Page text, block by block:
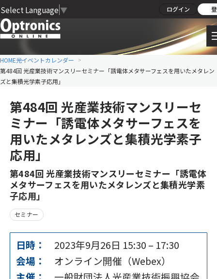
Select Language ▼ ログイン
HOME光イベントカレンダー
第484回 光産業技術マンスリーセミナー「誘電体メタサーフェスを用いたメタレン
ズと集積光学素子応用」
第484回 光産業技術マンスリーセ
ミナー「誘電体メタサーフェスを
用いたメタレンズと集積光学素子
応用」
第484回 光産業技術マンスリーセミナー「誘電体
メタサーフェスを用いたメタレンズと集積光学素
子応用」
セミナー
日時： 2023年9月26日 15:30 – 17:30
会場：
オンライン開催（Webex）